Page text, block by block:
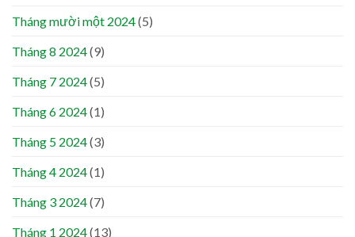
Tháng mười một 2024(5)
Tháng 8 2024(9)
Tháng 7 2024(5)
Tháng 6 2024(1)
Tháng 5 2024(3)
Tháng 4 2024(1)
Tháng 3 2024(7)
Tháng 1 2024(13)